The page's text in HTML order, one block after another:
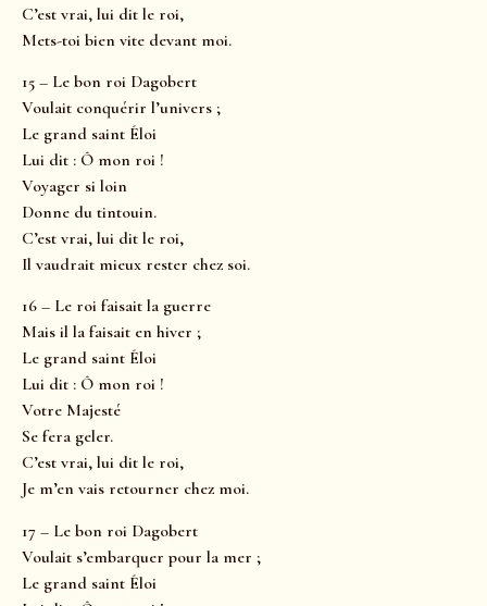
C’est vrai, lui dit le roi,
Mets-toi bien vite devant moi.
15 – Le bon roi Dagobert
Voulait conquérir l’univers ;
Le grand saint Éloi
Lui dit : Ô mon roi !
Voyager si loin
Donne du tintouin.
C’est vrai, lui dit le roi,
Il vaudrait mieux rester chez soi.
16 – Le roi faisait la guerre
Mais il la faisait en hiver ;
Le grand saint Éloi
Lui dit : Ô mon roi !
Votre Majesté
Se fera geler.
C’est vrai, lui dit le roi,
Je m’en vais retourner chez moi.
17 – Le bon roi Dagobert
Voulait s’embarquer pour la mer ;
Le grand saint Éloi